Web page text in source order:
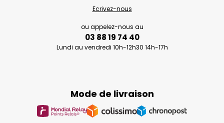
Mode de livraison
Ecrivez-nous
ou appelez-nous au
03 88 19 74 40
Lundi au vendredi 10h-12h30 14h-17h